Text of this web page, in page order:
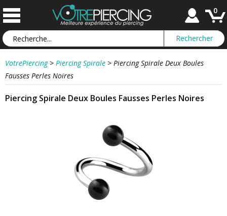
0
VotrePiercing > Piercing Spirale > Piercing Spirale Deux Boules
Fausses Perles Noires
Piercing Spirale Deux Boules Fausses Perles Noires